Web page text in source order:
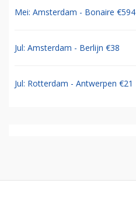
Mei: Amsterdam - Bonaire €594
Jul: Amsterdam - Berlijn €38
Jul: Rotterdam - Antwerpen €21